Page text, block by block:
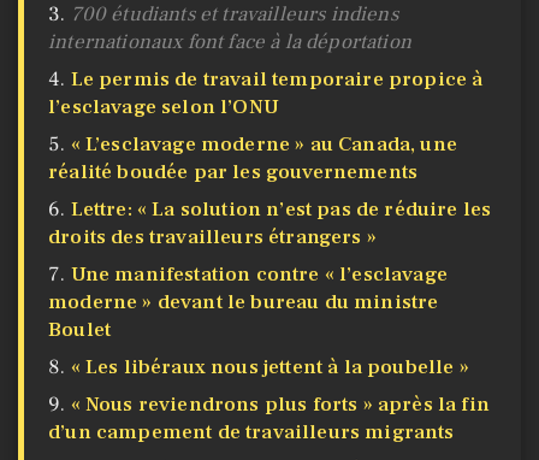
700 étudiants et travailleurs indiens
internationaux font face à la déportation
Le permis de travail temporaire propice à
l’esclavage selon l’ONU
« L’esclavage moderne » au Canada, une
réalité boudée par les gouvernements
Lettre: « La solution n’est pas de réduire les
droits des travailleurs étrangers »
Une manifestation contre « l’esclavage
moderne » devant le bureau du ministre
Boulet
« Les libéraux nous jettent à la poubelle »
« Nous reviendrons plus forts » après la fin
d’un campement de travailleurs migrants